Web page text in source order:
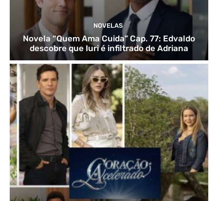
NOVELAS
Novela “Quem Ama Cuida” Cap. 77: Edvaldo
descobre que Iuri é infiltrado de Adriana